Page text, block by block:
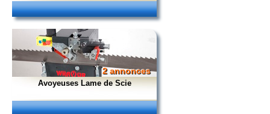
2 annonces
Avoyeuses Lame de Scie